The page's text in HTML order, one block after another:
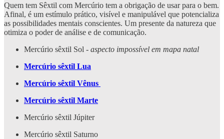
Quem tem Sêxtil com Mercúrio tem a obrigação de usar para o bem.
Afinal, é um estímulo prático, visível e manipulável que potencializa
as possibilidades mentais conscientes. Um presente da natureza que
otimiza o poder de análise e de comunicação.
Mercúrio sêxtil Sol - aspecto impossível em mapa natal
Mercúrio sêxtil Lua
Mercúrio sêxtil Vênus
Mercúrio sêxtil Marte
Mercúrio sêxtil Júpiter
Mercúrio sêxtil Saturno